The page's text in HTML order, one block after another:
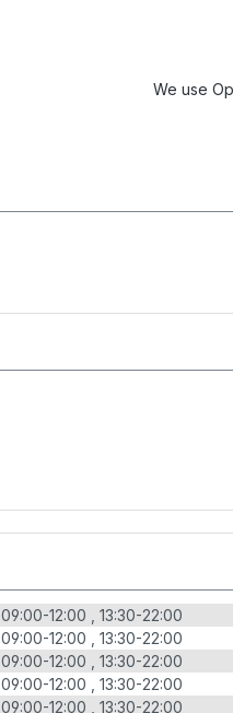
We use
09:00-12:00
13:30-22:00
09:00-12:00
13:30-22:00
09:00-12:00
13:30-22:00
09:00-12:00
13:30-22:00
09:00-12:00
13:30-22:00